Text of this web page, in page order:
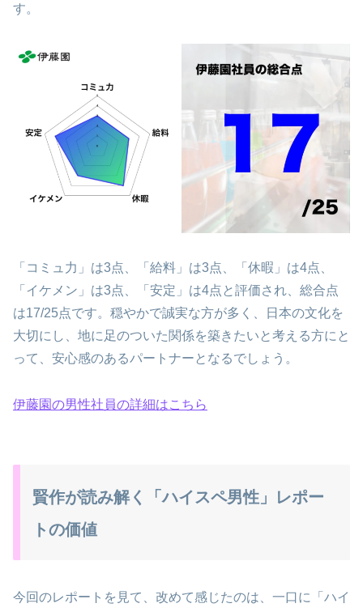
す。
「コミュ力」は3点、「給料」は3点、「休暇」は4点、
「イケメン」は3点、「安定」は4点と評価され、総合点
は17/25点です。穏やかで誠実な方が多く、日本の文化を
大切にし、地に足のついた関係を築きたいと考える方にと
って、安心感のあるパートナーとなるでしょう。
伊藤園の男性社員の詳細はこちら
賢作が読み解く「ハイスペ男性」レポー
トの価値
今回のレポートを見て、改めて感じたのは、一口に「ハイ